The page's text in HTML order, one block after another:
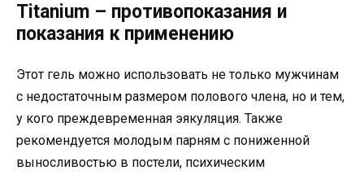
Titanium – противопоказания и
показания к применению
Этот гель можно использовать не только мужчинам
с недостаточным размером полового члена, но и тем,
у кого преждевременная эякуляция. Также
рекомендуется молодым парням с пониженной
выносливостью в постели, психическим